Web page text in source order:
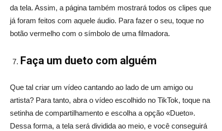
da tela. Assim, a página também mostrará todos os clipes que
já foram feitos com aquele áudio. Para fazer o seu, toque no
botão vermelho com o símbolo de uma filmadora.
Faça um dueto com alguém
Que tal criar um vídeo cantando ao lado de um amigo ou
artista? Para tanto, abra o vídeo escolhido no TikTok, toque na
setinha de compartilhamento e escolha a opção «Dueto».
Dessa forma, a tela será dividida ao meio, e você conseguirá